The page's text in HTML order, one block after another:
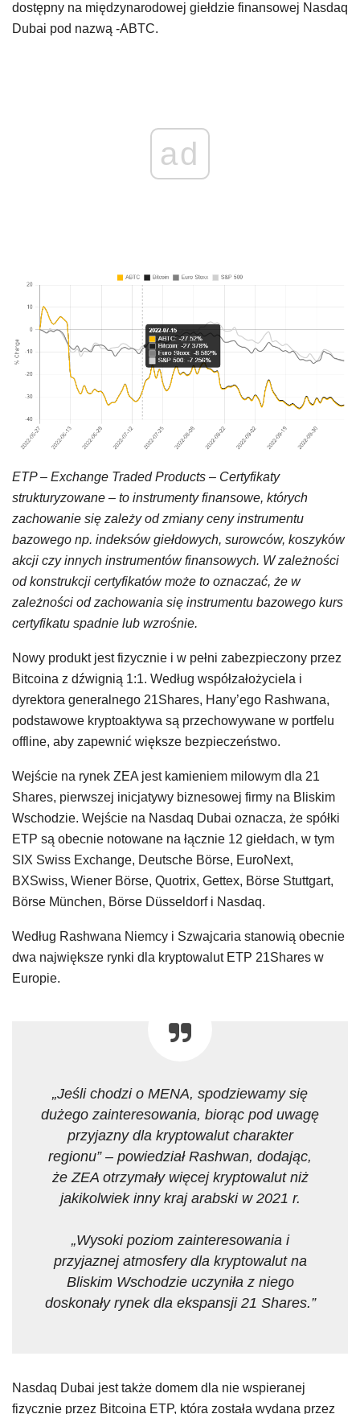
dostępny na międzynarodowej giełdzie finansowej Nasdaq
Dubai pod nazwą -ABTC.
ad
ETP – Exchange Traded Products – Certyfikaty
strukturyzowane – to instrumenty finansowe, których
zachowanie się zależy od zmiany ceny instrumentu
bazowego np. indeksów giełdowych, surowców, koszyków
akcji czy innych instrumentów finansowych. W zależności
od konstrukcji certyfikatów może to oznaczać, że w
zależności od zachowania się instrumentu bazowego kurs
certyfikatu spadnie lub wzrośnie.
Nowy produkt jest fizycznie i w pełni zabezpieczony przez
Bitcoina z dźwignią 1:1. Według współzałożyciela i
dyrektora generalnego 21Shares, Hany’ego Rashwana,
podstawowe kryptoaktywa są przechowywane w portfelu
offline, aby zapewnić większe bezpieczeństwo.
Wejście na rynek ZEA jest kamieniem milowym dla 21
Shares, pierwszej inicjatywy biznesowej firmy na Bliskim
Wschodzie. Wejście na Nasdaq Dubai oznacza, że ​​spółki
ETP są obecnie notowane na łącznie 12 giełdach, w tym
SIX Swiss Exchange, Deutsche Börse, EuroNext,
BXSwiss, Wiener Börse, Quotrix, Gettex, Börse Stuttgart,
Börse München, Börse Düsseldorf i Nasdaq.
Według Rashwana Niemcy i Szwajcaria stanowią obecnie
dwa największe rynki dla kryptowalut ETP 21Shares w
Europie.
„Jeśli chodzi o MENA, spodziewamy się
dużego zainteresowania, biorąc pod uwagę
przyjazny dla kryptowalut charakter
regionu” – powiedział Rashwan, dodając,
że ZEA otrzymały więcej kryptowalut niż
jakikolwiek inny kraj arabski w 2021 r.
„Wysoki poziom zainteresowania i
przyjaznej atmosfery dla kryptowalut na
Bliskim Wschodzie uczyniła z niego
doskonały rynek dla ekspansji 21 Shares.”
Nasdaq Dubai jest także domem dla nie wspieranej
fizycznie przez Bitcoina ETP, która została wydana przez